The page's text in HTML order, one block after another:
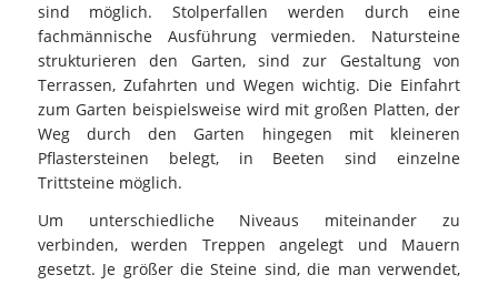
sind möglich. Stolperfallen werden durch eine
fachmännische Ausführung vermieden. Natursteine
strukturieren den Garten, sind zur Gestaltung von
Terrassen, Zufahrten und Wegen wichtig. Die Einfahrt
zum Garten beispielsweise wird mit großen Platten, der
Weg durch den Garten hingegen mit kleineren
Pflastersteinen belegt, in Beeten sind einzelne
Trittsteine möglich.
Um unterschiedliche Niveaus miteinander zu
verbinden, werden Treppen angelegt und Mauern
gesetzt. Je größer die Steine sind, die man verwendet,